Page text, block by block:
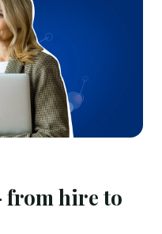
from hire to